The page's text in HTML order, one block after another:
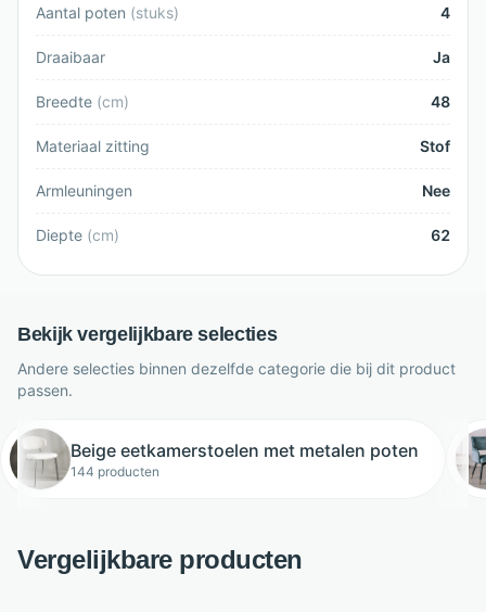
Aantal poten (stuks) 4
Draaibaar Ja
Breedte (cm) 48
Materiaal zitting Stof
Armleuningen Nee
Diepte (cm) 62
Bekijk vergelijkbare selecties
Andere selecties binnen dezelfde categorie die bij dit product
passen.
Beige eetkamerstoelen met metalen poten
144 producten
Vergelijkbare producten